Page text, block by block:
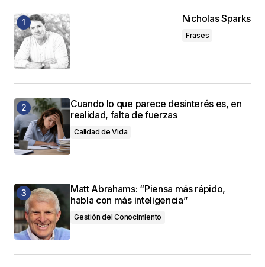
Nicholas Sparks
Frases
Cuando lo que parece desinterés es, en
realidad, falta de fuerzas
Calidad de Vida
Matt Abrahams: “Piensa más rápido,
habla con más inteligencia”
Gestión del Conocimiento